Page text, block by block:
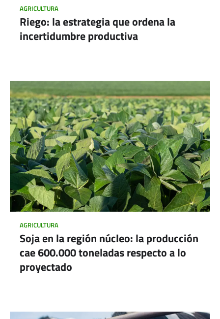
AGRICULTURA
Riego: la estrategia que ordena la
incertidumbre productiva
AGRICULTURA
Soja en la región núcleo: la producción
cae 600.000 toneladas respecto a lo
proyectado